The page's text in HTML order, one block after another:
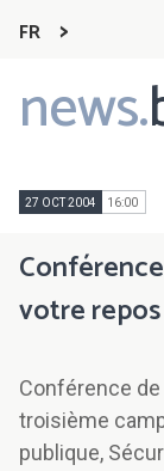
FR
news.
Main
navigation
27 OCT 2004 16:00
votre repos
Conférence
troisième
publique,